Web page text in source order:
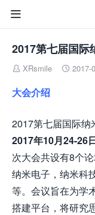

2017第七届国际
 XRsmile  2017-
大会介绍
2017第七届国际纳
2017年10月24-26
次大会共设有8个
纳米电子，纳米科
等。会议旨在为学
搭建平台，将研究